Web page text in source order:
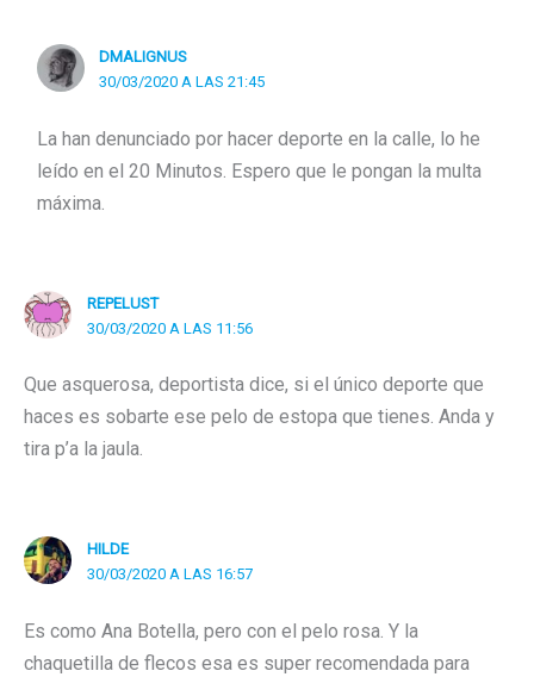
DMALIGNUS
30/03/2020 A LAS 21:45
La han denunciado por hacer deporte en la calle, lo he
leído en el 20 Minutos. Espero que le pongan la multa
máxima.
REPELUST
30/03/2020 A LAS 11:56
Que asquerosa, deportista dice, si el único deporte que
haces es sobarte ese pelo de estopa que tienes. Anda y
tira p’a la jaula.
HILDE
30/03/2020 A LAS 16:57
Es como Ana Botella, pero con el pelo rosa. Y la
chaquetilla de flecos esa es super recomendada para